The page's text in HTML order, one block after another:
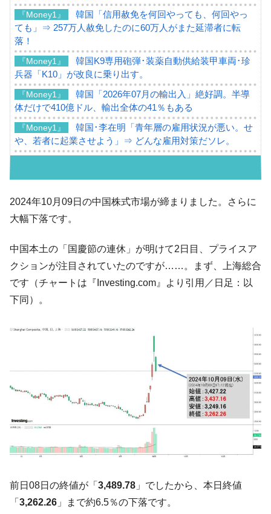
『Money1』
韓国「信用赦免を何回やっても、何回やっ
ても」⇒ 257万人赦免したのに60万人がまた延滞者に転
落！
『Money1』
韓国K9専用砲弾･装薬自動供給装甲車両･珍
兵器「K10」が改良に乗り出す。
『Money1』
韓国「2026年07月の輸出入」絶好調。半導
体だけで410億ドル、輸出全体の41％もある
『Money1』
韓国･李在明「青年層の雇用状況が悪い。せ
や、若者に起業させよう」⇒ どんな雇用対策だソレ。
韓国「ここは北朝鮮なのか。選管がサーバ
ーにウソのデータを入力したのは明白だ」
『Money1』
韓国は「中国と同じく」投資に不適格な国
『Money1』
す」⇒「金を経由するドル入手」手段ではないのか？
『Money1』
韓国･外為取引量「1日当たり1,214.4億ド
韓国･帰ってきた李在明。李在明を支持しな
い「50.5％」に上昇
『Money1』
韓国大統領府ボンクラ政策室長が告発され
た ⇒ 国家が行った恐るべき株価操作であり、空前の国政壟
断
韓国･警察職員が「丸刈りになって抗議活
動」
国の過剰生産が世界を蝕む。
『Money1』
韓国製造業「半導体絶好調」のウラで他業
2024年10月09日の中国株式市場が締まりました。さらに
大幅下落です。
中国本土の「国慶節の連休」が明けて2日目、プライスア
クションが注目されていたのですが……。まず、上海総合
です（チャートは『Investing.com』より引用／日足：以
下同）。
前日08日の終値が「 3,489.78 」でしたから、本日終値
「 3,262.26 」まで約6.5％の下落です。